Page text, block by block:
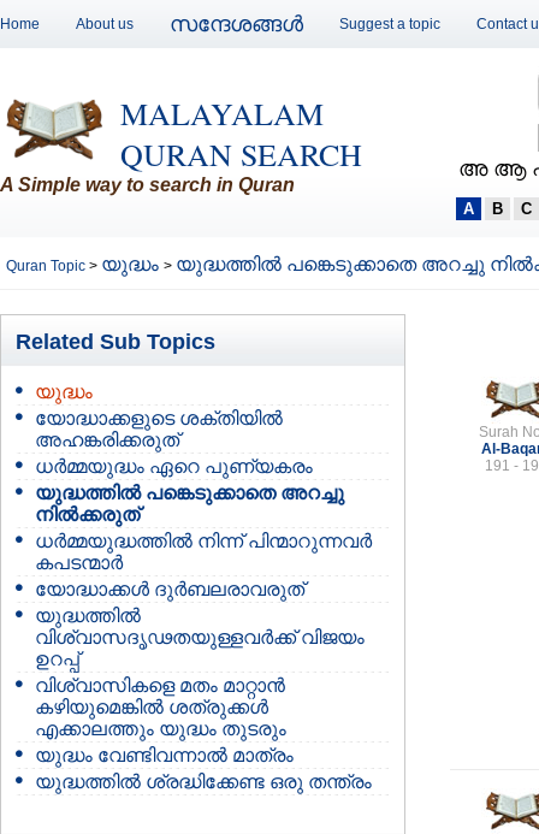
Home About us സന്ദേശങ്ങള്‍ Suggest a topic Contact
MALAYALAM
QURAN SEARCH
A Simple way to search in Quran
അ ആ
A B C
Quran Topic > യുദ്ധം > യുദ്ധത്തില്‍ പങ്കെടുക്കാതെ അറച്ചു
Related Sub Topics
യുദ്ധം
യോദ്ധാക്കളുടെ ശക്തിയില്‍
അഹങ്കരിക്കരുത്
ധര്‍മ്മയുദ്ധം ഏറെ പുണ്യകരം
യുദ്ധത്തില്‍ പങ്കെടുക്കാതെ അറച്ചു
നില്‍ക്കരുത്
ധര്‍മ്മയുദ്ധത്തില്‍ നിന്ന് പിന്മാറുന്നവര്‍
കപടന്മാര്‍
യോദ്ധാക്കള്‍ ദുര്‍ബലരാവരുത്
യുദ്ധത്തില്‍
വിശ്വാസദൃഢതയുള്ളവര്‍ക്ക് വിജയം
ഉറപ്പ്
വിശ്വാസികളെ മതം മാറ്റാന്‍
കഴിയുമെങ്കില്‍ ശത്രുക്കള്‍
എക്കാലത്തും യുദ്ധം തുടരും
യുദ്ധം വേണ്ടിവന്നാല്‍ മാത്രം
യുദ്ധത്തില്‍ ശ്രദ്ധിക്കേണ്ട ഒരു തന്ത്രം
Surah
Al-
191 -